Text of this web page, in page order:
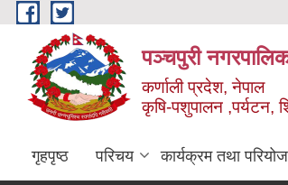
Skip to main content
पञ्चपुरी
कर्णाली प्रदेश, नेपाल
कृषि-पशुपालन ,पर्यटन,
गृहपृष्ठ परिचय कार्यक्रम तथा